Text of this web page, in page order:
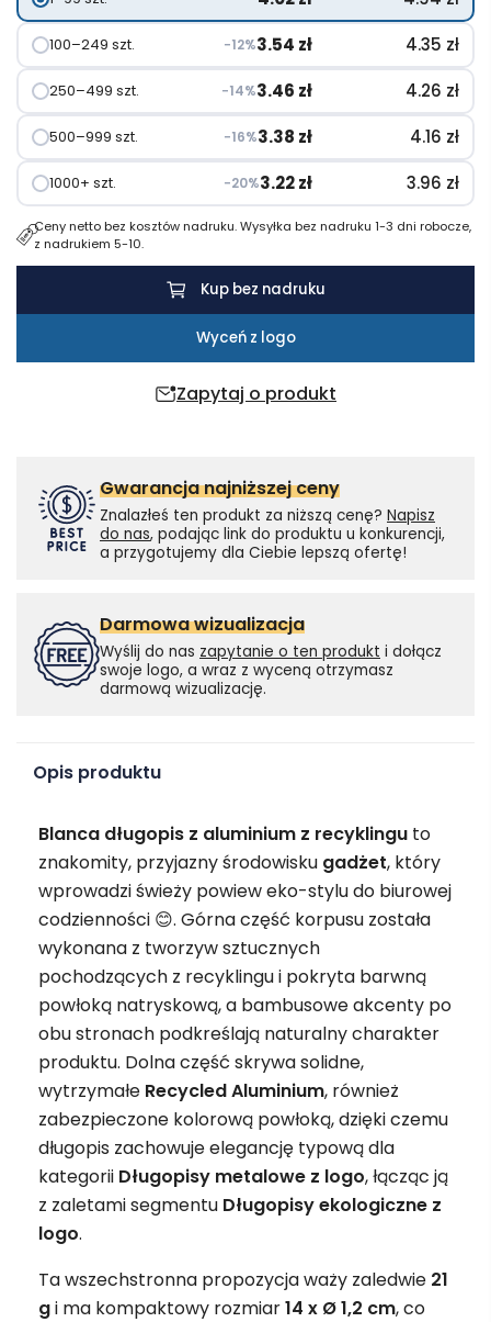
aluminium
z
recyklingu
Zapytaj o produkt
100–249 szt. −12%3.54 zł 4.35 zł
250–499 szt. −14%3.46 zł 4.26 zł
500–999 szt. −16%3.38 zł 4.16 zł
1000+ szt. −20%3.22zł 3.96 zł
Ceny netto bez kosztów nadruku. Wysyłka bez nadruku 1-3 dni robocze,
z nadrukiem 5-10.
Kup bez nadruku
Wyceń z logo
Gwarancja najniższej ceny
Znalazłeś ten produkt za niższą cenę? Napisz
do nas, podając link do produktu u konkurencji,
a przygotujemy dla Ciebie lepszą ofertę!
Darmowa wizualizacja
Wyślij do nas zapytanie o ten produkt i dołącz
swoje logo, a wraz z wyceną otrzymasz
darmową wizualizację.
Opis produktu
Blanca długopis z aluminium z recyklingu to
znakomity, przyjazny środowisku gadżet, który
wprowadzi świeży powiew eko-stylu do biurowej
codzienności 😊. Górna część korpusu została
wykonana z tworzyw sztucznych
pochodzących z recyklingu i pokryta barwną
powłoką natryskową, a bambusowe akcenty po
obu stronach podkreślają naturalny charakter
produktu. Dolna część skrywa solidne,
wytrzymałe Recycled Aluminium, również
zabezpieczone kolorową powłoką, dzięki czemu
długopis zachowuje elegancję typową dla
kategorii Długopisy metalowe z logo, łącząc ją
z zaletami segmentu Długopisy ekologiczne z
logo.
Ta wszechstronna propozycja waży zaledwie 21
gi ma kompaktowy rozmiar14 x Ø 1,2 cm, co